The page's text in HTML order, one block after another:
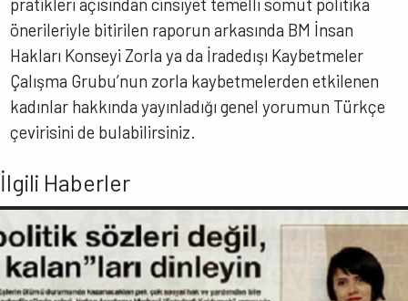
önerileriyle bitirilen raporun arkasında BM İnsan
Hakları Konseyi Zorla ya da İradedışı Kaybetmeler
Çalışma Grubu’nun zorla kaybetmelerden etkilenen
kadınlar hakkında yayınladığı genel yorumun Türkçe
çevirisini de bulabilirsiniz.
İlgili Haberler